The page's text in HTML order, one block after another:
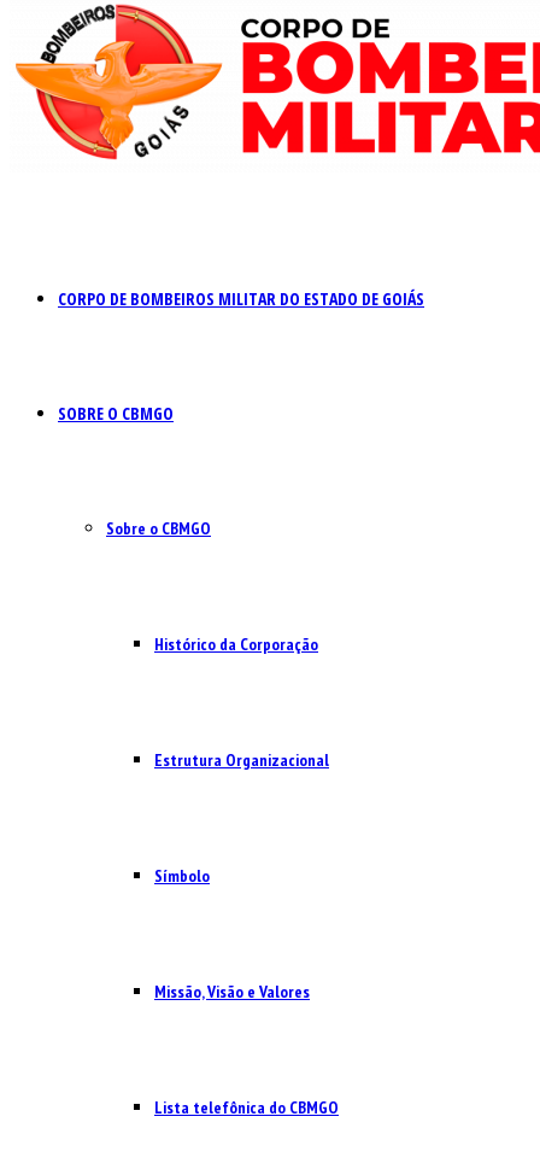
CORPO DE BOMBEIROS MILITAR DO ESTADO DE GOIÁS
SOBRE O CBMGO
Sobre o CBMGO
Histórico da Corporação
Estrutura Organizacional
Símbolo
Missão, Visão e Valores
Lista telefônica do CBMGO